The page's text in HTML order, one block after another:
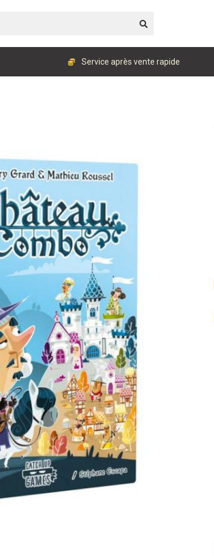
Service après vente rapide